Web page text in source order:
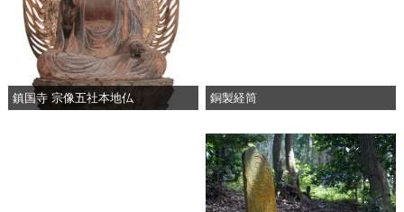
鎮国寺 宗像五社本地仏 銅製経筒